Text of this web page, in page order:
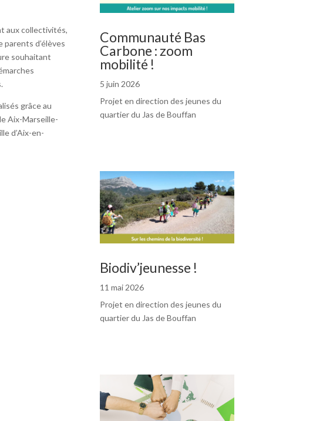
aux collectivités,
parents d’élèves
souhaitant
grâce au
Aix-Marseille-
d’Aix-en-
Communauté Bas
Carbone : zoom
mobilité !
5 juin 2026
Projet en direction des jeunes du
quartier du Jas de Bouffan
Biodiv’jeunesse !
11 mai 2026
Projet en direction des jeunes du
quartier du Jas de Bouffan